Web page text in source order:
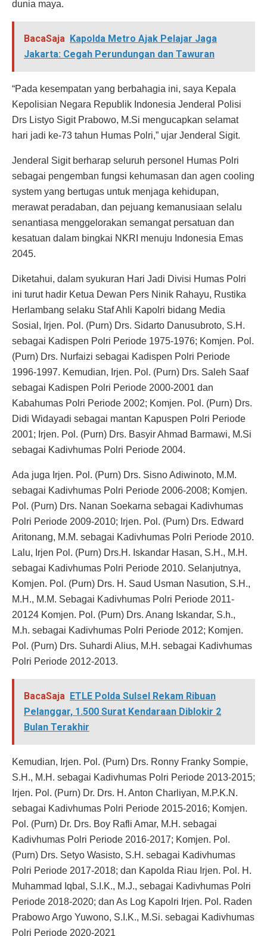
dunia maya.
BacaSaja Kapolda Metro Ajak Pelajar Jaga
Jakarta: Cegah Perundungan dan Tawuran
“Pada kesempatan yang berbahagia ini, saya Kepala
Kepolisian Negara Republik Indonesia Jenderal Polisi
Drs Listyo Sigit Prabowo, M.Si mengucapkan selamat
hari jadi ke-73 tahun Humas Polri,” ujar Jenderal Sigit.
Jenderal Sigit berharap seluruh personel Humas Polri
sebagai pengemban fungsi kehumasan dan agen cooling
system yang bertugas untuk menjaga kehidupan,
merawat peradaban, dan pejuang kemanusiaan selalu
senantiasa menggelorakan semangat persatuan dan
kesatuan dalam bingkai NKRI menuju Indonesia Emas
2045.
Diketahui, dalam syukuran Hari Jadi Divisi Humas Polri
ini turut hadir Ketua Dewan Pers Ninik Rahayu, Rustika
Herlambang selaku Staf Ahli Kapolri bidang Media
Sosial, Irjen. Pol. (Purn) Drs. Sidarto Danusubroto, S.H.
sebagai Kadispen Polri Periode 1975-1976; Komjen. Pol.
(Purn) Drs. Nurfaizi sebagai Kadispen Polri Periode
1996-1997. Kemudian, Irjen. Pol. (Purn) Drs. Saleh Saaf
sebagai Kadispen Polri Periode 2000-2001 dan
Kabahumas Polri Periode 2002; Komjen. Pol. (Purn) Drs.
Didi Widayadi sebagai mantan Kapuspen Polri Periode
2001; Irjen. Pol. (Purn) Drs. Basyir Ahmad Barmawi, M.Si
sebagai Kadivhumas Polri Periode 2004.
Ada juga Irjen. Pol. (Purn) Drs. Sisno Adiwinoto, M.M.
sebagai Kadivhumas Polri Periode 2006-2008; Komjen.
Pol. (Purn) Drs. Nanan Soekarna sebagai Kadivhumas
Polri Periode 2009-2010; Irjen. Pol. (Purn) Drs. Edward
Aritonang, M.M. sebagai Kadivhumas Polri Periode 2010.
Lalu, Irjen Pol. (Purn) Drs.H. Iskandar Hasan, S.H., M.H.
sebagai Kadivhumas Polri Periode 2010. Selanjutnya,
Komjen. Pol. (Purn) Drs. H. Saud Usman Nasution, S.H.,
M.H., M.M. Sebagai Kadivhumas Polri Periode 2011-
20124 Komjen. Pol. (Purn) Drs. Anang Iskandar, S.h.,
M.h. sebagai Kadivhumas Polri Periode 2012; Komjen.
Pol. (Purn) Drs. Suhardi Alius, M.H. sebagai Kadivhumas
Polri Periode 2012-2013.
BacaSaja ETLE Polda Sulsel Rekam Ribuan
Pelanggar, 1.500 Surat Kendaraan Diblokir 2
Bulan Terakhir
Kemudian, Irjen. Pol. (Purn) Drs. Ronny Franky Sompie,
S.H., M.H. sebagai Kadivhumas Polri Periode 2013-2015;
Irjen. Pol. (Purn) Dr. Drs. H. Anton Charliyan, M.P.K.N.
sebagai Kadivhumas Polri Periode 2015-2016; Komjen.
Pol. (Purn) Dr. Drs. Boy Rafli Amar, M.H. sebagai
Kadivhumas Polri Periode 2016-2017; Komjen. Pol.
(Purn) Drs. Setyo Wasisto, S.H. sebagai Kadivhumas
Polri Periode 2017-2018; dan Kapolda Riau Irjen. Pol. H.
Muhammad Iqbal, S.I.K., M.J., sebagai Kadivhumas Polri
Periode 2018-2020; dan As Log Kapolri Irjen. Pol. Raden
Prabowo Argo Yuwono, S.I.K., M.Si. sebagai Kadivhumas
Polri Periode 2020-2021